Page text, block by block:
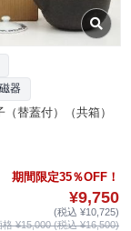
器
替蓋付）（共箱）
期間限定35％OFF！
¥9,750
(税込 ¥10,725)
格 ¥15,000 (税込 ¥16,500)